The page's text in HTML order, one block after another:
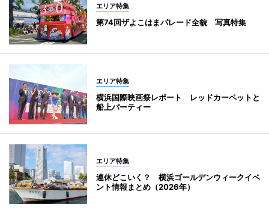
エリア特集
第74回ザよこはまパレード全貌 写真特集
エリア特集
横浜国際映画祭レポート レッドカーペットと
船上パーティー
エリア特集
連休どこいく？ 横浜ゴールデンウィークイベ
ント情報まとめ（2026年）